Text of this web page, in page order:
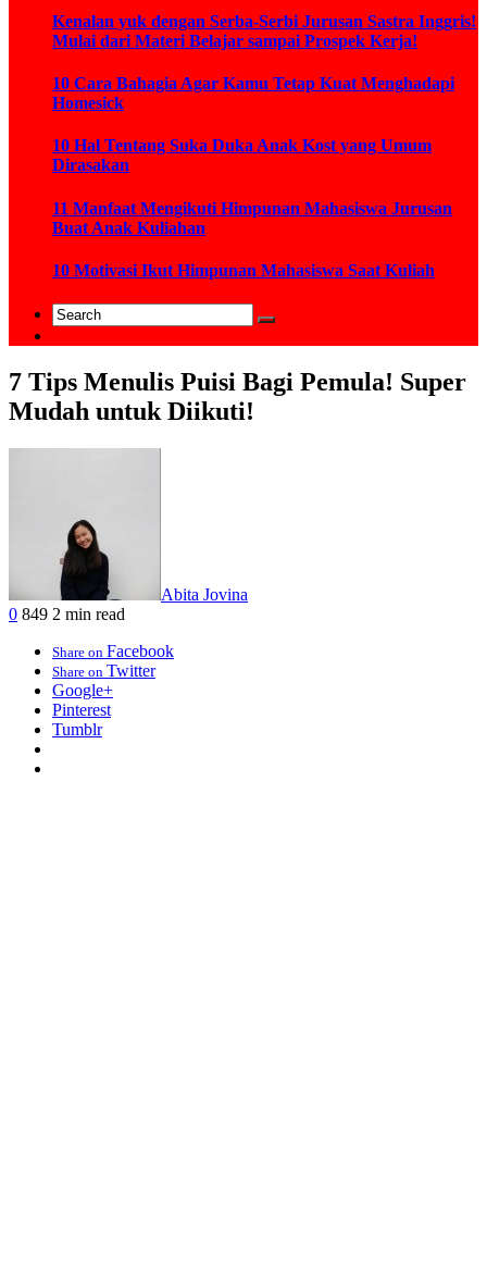
Kenalan yuk dengan Serba-Serbi Jurusan Sastra Inggris!
Mulai dari Materi Belajar sampai Prospek Kerja!
10 Cara Bahagia Agar Kamu Tetap Kuat Menghadapi
Homesick
10 Hal Tentang Suka Duka Anak Kost yang Umum
Dirasakan
11 Manfaat Mengikuti Himpunan Mahasiswa Jurusan
Buat Anak Kuliahan
10 Motivasi Ikut Himpunan Mahasiswa Saat Kuliah
7 Tips Menulis Puisi Bagi Pemula! Super
Mudah untuk Diikuti!
Abita Jovina
0 849 2 min read
Share on Facebook
Share on Twitter
Google+
Pinterest
Tumblr